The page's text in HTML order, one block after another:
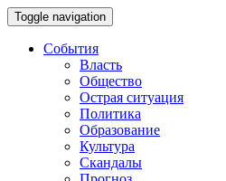
Toggle navigation
События
Власть
Общество
Острая ситуация
Политика
Образование
Культура
Скандалы